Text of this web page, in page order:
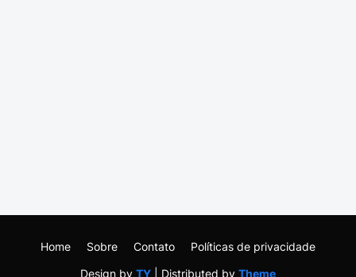
Design by TY | Distributed by Theme
Home Sobre Contato Políticas de privacidade